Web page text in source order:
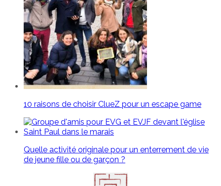
10 raisons de choisir ClueZ pour un escape game
Quelle activité originale pour un enterrement de vie
de jeune fille ou de garçon ?